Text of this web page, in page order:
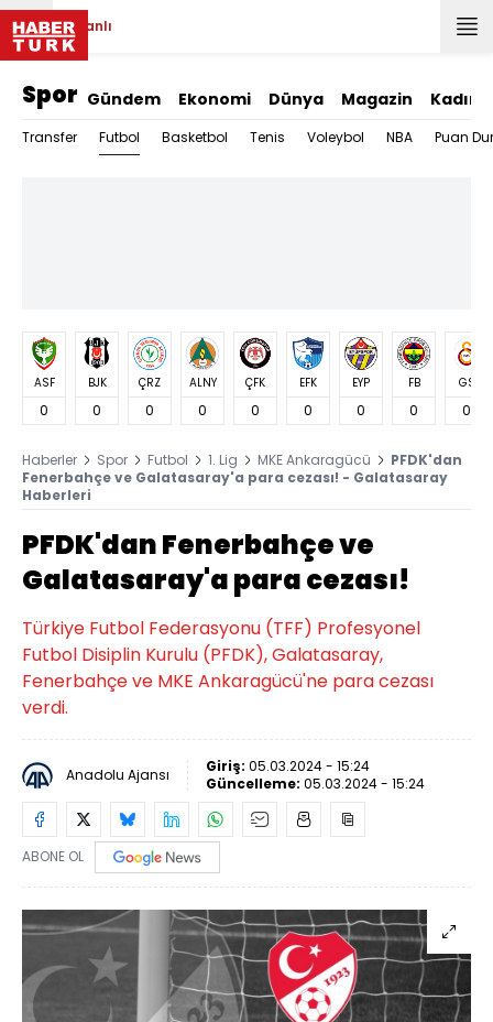
Canlı
Spor Gündem Ekonomi Dünya Magazin Kadın
Transfer Futbol Basketbol Tenis Voleybol NBA Puan
ASF
0
BJK
0
ÇRZ
0
ALNY
0
ÇFK
0
EFK
0
EYP
0
FB
0
GS
0
Haberler Spor Futbol 1. Lig MKE Ankaragücü
PFDK'dan
Fenerbahçe ve Galatasaray'a para cezası! - Galatasaray
Haberleri
PFDK'dan Fenerbahçe ve
Galatasaray'a para cezası!
Türkiye Futbol Federasyonu (TFF) Profesyonel
Futbol Disiplin Kurulu (PFDK), Galatasaray,
Fenerbahçe ve MKE Ankaragücü'ne para cezası
verdi.
Anadolu Ajansı Giriş: 05.03.2024 - 15:24
Güncelleme: 05.03.2024 - 15:24
ABONE OL